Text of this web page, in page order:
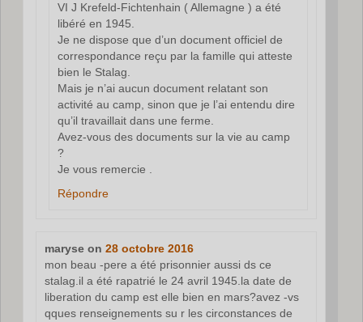
VI J Krefeld-Fichtenhain ( Allemagne ) a été
libéré en 1945.
Je ne dispose que d’un document officiel de
correspondance reçu par la famille qui atteste
bien le Stalag.
Mais je n’ai aucun document relatant son
activité au camp, sinon que je l’ai entendu dire
qu’il travaillait dans une ferme.
Avez-vous des documents sur la vie au camp
?
Je vous remercie .
Répondre
maryseon 28 octobre 2016
mon beau -pere a été prisonnier aussi ds ce
stalag.il a été rapatrié le 24 avril 1945.la date de
liberation du camp est elle bien en mars?avez -vs
qques renseignements su r les circonstances de